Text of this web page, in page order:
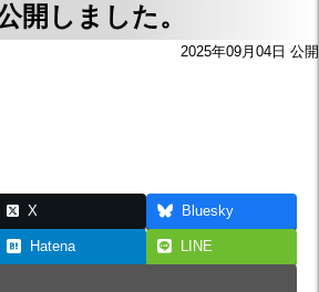
開しました。
2025年09月04日 公開
X Bluesky
Hatena LINE